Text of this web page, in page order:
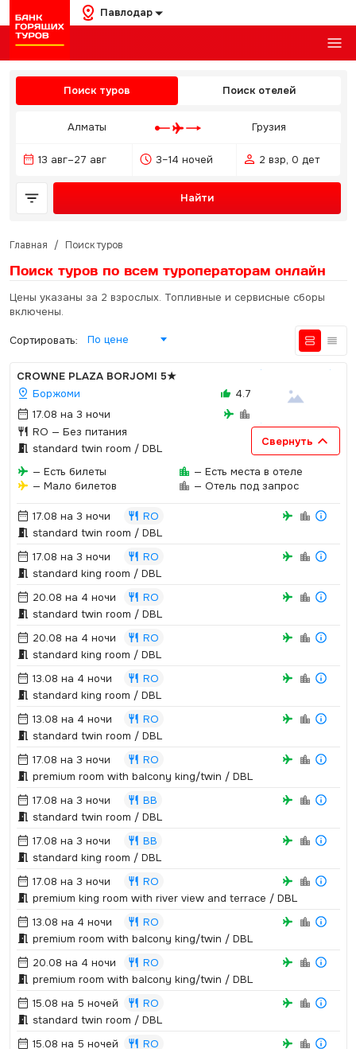
Павлодар
Поиск туров Поиск отелей
Алматы Грузия
13 авг–27 авг 3–14 ночей 2 взр, 0 дет
Найти
Главная / Поиск туров
Поиск туров по всем туроператорам онлайн
Цены указаны за 2 взрослых. Топливные и сервисные сборы
включены.
Сортировать: По цене
CROWNE PLAZA BORJOMI 5★
Боржоми
17.08 на 3 ночи
RO — Без питания
4.7
standard twin room / DBL
Свернуть
— Есть билеты
— Мало билетов
— Есть места в отеле
— Отель под запрос
17.08 на 3 ночи
RO
standard twin room / DBL
17.08 на 3 ночи
RO
standard king room / DBL
20.08 на 4 ночи
RO
standard twin room / DBL
20.08 на 4 ночи
RO
standard king room / DBL
13.08 на 4 ночи
RO
standard king room / DBL
13.08 на 4 ночи
RO
standard twin room / DBL
17.08 на 3 ночи
RO
premium room with balcony king/twin / DBL
17.08 на 3 ночи
BB
standard twin room / DBL
17.08 на 3 ночи
BB
standard king room / DBL
17.08 на 3 ночи
RO
premium king room with river view and terrace / DBL
13.08 на 4 ночи
RO
premium room with balcony king/twin / DBL
20.08 на 4 ночи
RO
premium room with balcony king/twin / DBL
15.08 на 5 ночей
RO
standard twin room / DBL
15.08 на 5 ночей
RO